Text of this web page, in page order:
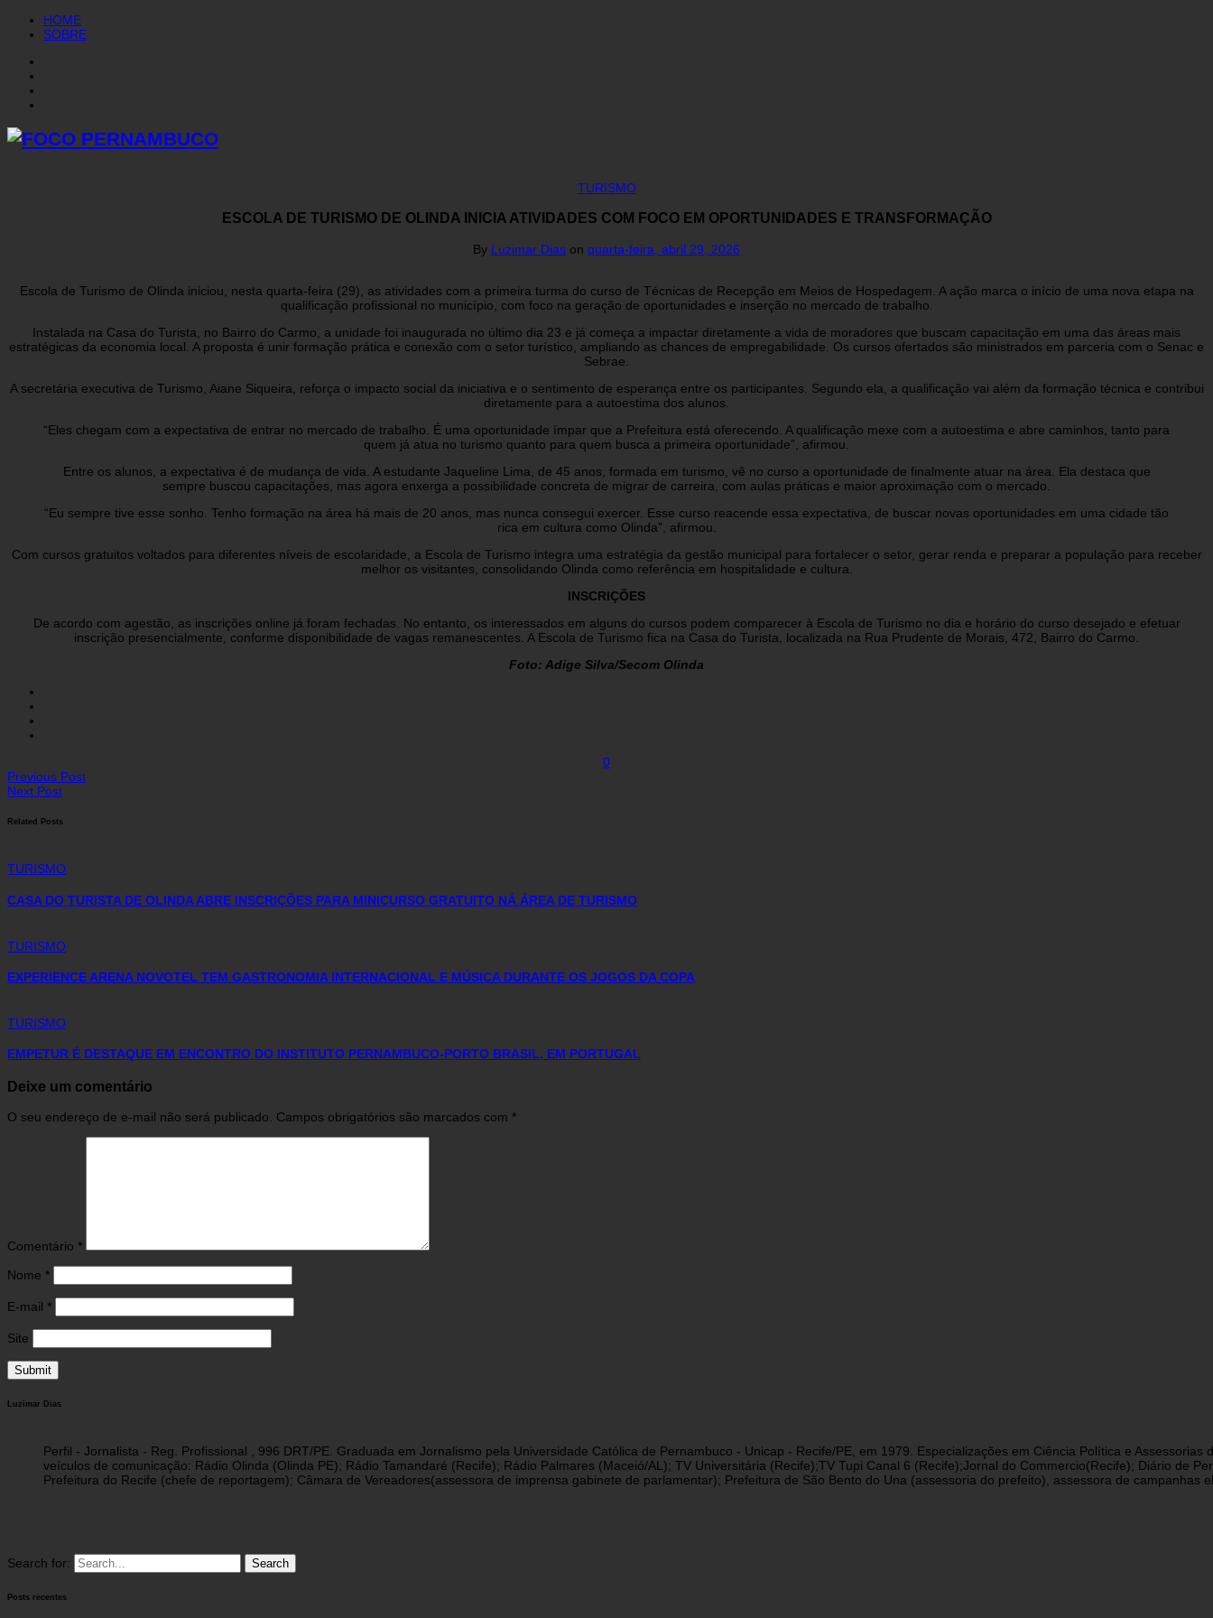
HOME
SOBRE
TURISMO
ESCOLA DE TURISMO DE OLINDA INICIA ATIVIDADES COM FOCO EM OPORTUNIDADES E TRANSFORMAÇÃO
By Luzimar Dias on quarta-feira, abril 29, 2026
Escola de Turismo de Olinda iniciou, nesta quarta-feira (29), as atividades com a primeira turma do curso de Técnicas de Recepção em Meios de Hospedagem. A ação marca o início de uma nova etapa na
qualificação profissional no município, com foco na geração de oportunidades e inserção no mercado de trabalho.
Instalada na Casa do Turista, no Bairro do Carmo, a unidade foi inaugurada no último dia 23 e já começa a impactar diretamente a vida de moradores que buscam capacitação em uma das áreas mais
estratégicas da economia local. A proposta é unir formação prática e conexão com o setor turístico, ampliando as chances de empregabilidade. Os cursos ofertados são ministrados em parceria com o Senac e
Sebrae.
A secretária executiva de Turismo, Aiane Siqueira, reforça o impacto social da iniciativa e o sentimento de esperança entre os participantes. Segundo ela, a qualificação vai além da formação técnica e contribui
diretamente para a autoestima dos alunos.
“Eles chegam com a expectativa de entrar no mercado de trabalho. É uma oportunidade ímpar que a Prefeitura está oferecendo. A qualificação mexe com a autoestima e abre caminhos, tanto para
quem já atua no turismo quanto para quem busca a primeira oportunidade”, afirmou.
Entre os alunos, a expectativa é de mudança de vida. A estudante Jaqueline Lima, de 45 anos, formada em turismo, vê no curso a oportunidade de finalmente atuar na área. Ela destaca que
sempre buscou capacitações, mas agora enxerga a possibilidade concreta de migrar de carreira, com aulas práticas e maior aproximação com o mercado.
“Eu sempre tive esse sonho. Tenho formação na área há mais de 20 anos, mas nunca consegui exercer. Esse curso reacende essa expectativa, de buscar novas oportunidades em uma cidade tão
rica em cultura como Olinda”, afirmou.
Com cursos gratuitos voltados para diferentes níveis de escolaridade, a Escola de Turismo integra uma estratégia da gestão municipal para fortalecer o setor, gerar renda e preparar a população para receber
melhor os visitantes, consolidando Olinda como referência em hospitalidade e cultura.
INSCRIÇÕES
De acordo com agestão, as inscrições online já foram fechadas. No entanto, os interessados em alguns do cursos podem comparecer à Escola de Turismo no dia e horário do curso desejado e efetuar
inscrição presencialmente, conforme disponibilidade de vagas remanescentes. A Escola de Turismo fica na Casa do Turista, localizada na Rua Prudente de Morais, 472, Bairro do Carmo.
Foto: Adige Silva/Secom Olinda
0
Previous Post
Next Post
Related Posts
TURISMO
CASA DO TURISTA DE OLINDA ABRE INSCRIÇÕES PARA MINICURSO GRATUITO NÁ ÁREA DE TURISMO
TURISMO
EXPERIENCE ARENA NOVOTEL TEM GASTRONOMIA INTERNACIONAL E MÚSICA DURANTE OS JOGOS DA COPA
TURISMO
EMPETUR É DESTAQUE EM ENCONTRO DO INSTITUTO PERNAMBUCO-PORTO BRASIL, EM PORTUGAL
Deixe um comentário
O seu endereço de e-mail não será publicado. Campos obrigatórios são marcados com *
Comentário *
Nome *
E-mail *
Site
Luzimar Dias
Perfil - Jornalista - Reg. Profissional , 996 DRT/PE. Graduada em Jornalismo pela Universidade Católica de Pernambuco - Unicap - Recife/PE, em 1979. Especializações em Ciência Política e
veículos de comunicação: Rádio Olinda (Olinda PE); Rádio Tamandaré (Recife); Rádio Palmares (Maceió/AL); TV Universitária (Recife);TV Tupi Canal 6 (Recife);Jornal do Commercio(Recife); Diário de
Prefeitura do Recife (chefe de reportagem); Câmara de Vereadores(assessora de imprensa gabinete de parlamentar); Prefeitura de São Bento do Una (assessoria do prefeito), assessora de campanhas
Search for:
Posts recentes